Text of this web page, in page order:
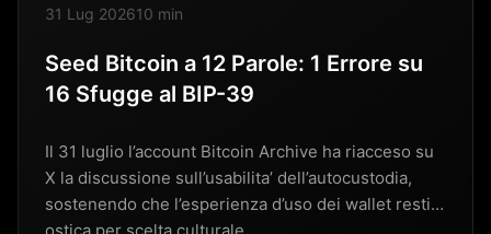
31 Lug 202610 min
Seed Bitcoin a 12 Parole: 1 Errore su
16 Sfugge al BIP-39
Il 31 luglio l’account Bitcoin Archive ha riacceso su
X la discussione sull’usabilita’ dell’autocustodia,
sostenendo che l’esperienza d’uso dei wallet resti